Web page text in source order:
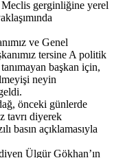
gerginliğine yerel
ve Genel
tersine A politik
başkan için,
neyin
önceki günlerde
tavrı diyerek
basın açıklamasıyla
Ülgür Gökhan’ın